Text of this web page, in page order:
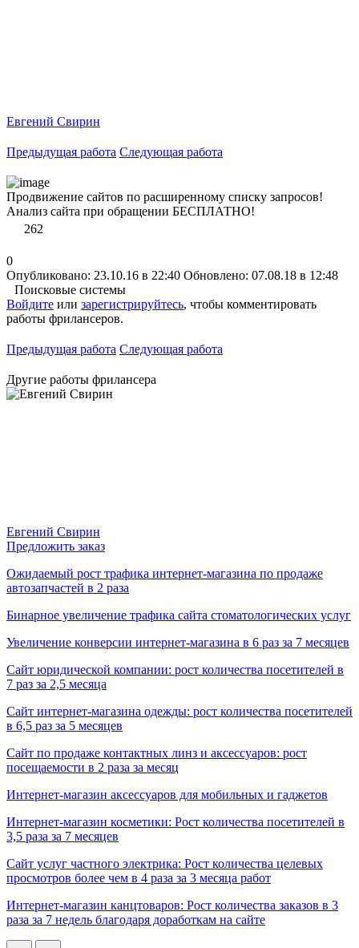
Евгений Свирин
Предыдущая работа Следующая работа
Продвижение сайтов по расширенному списку запросов!
Анализ сайта при обращении БЕСПЛАТНО!
262
0
Опубликовано: 23.10.16 в 22:40 Обновлено: 07.08.18 в 12:48
Поисковые системы
Войдите или зарегистрируйтесь, чтобы комментировать
работы фрилансеров.
Предыдущая работа Следующая работа
Другие работы фрилансера
Евгений Свирин
Предложить заказ
Ожидаемый рост трафика интернет-магазина по продаже
автозапчастей в 2 раза
Бинарное увеличение трафика сайта стоматологических услуг
Увеличение конверсии интернет-магазина в 6 раз за 7 месяцев
Сайт юридической компании: рост количества посетителей в
7 раз за 2,5 месяца
Сайт интернет-магазина одежды: рост количества посетителей
в 6,5 раз за 5 месяцев
Сайт по продаже контактных линз и аксессуаров: рост
посещаемости в 2 раза за месяц
Интернет-магазин аксессуаров для мобильных и гаджетов
Интернет-магазин косметики: Рост количества посетителей в
3,5 раза за 7 месяцев
Сайт услуг частного электрика: Рост количества целевых
просмотров более чем в 4 раза за 3 месяца работ
Интернет-магазин канцтоваров: Рост количества заказов в 3
раза за 7 недель благодаря доработкам на сайте